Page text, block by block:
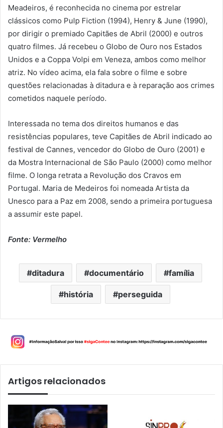
Meadeiros, é reconhecida no cinema por estrelar
clássicos como Pulp Fiction (1994), Henry & June (1990),
por dirigir o premiado Capitães de Abril (2000) e outros
quatro filmes. Já recebeu o Globo de Ouro nos Estados
Unidos e a Coppa Volpi em Veneza, ambos como melhor
atriz. No vídeo acima, ela fala sobre o filme e sobre
questões relacionadas à ditadura e à reparação aos crimes
cometidos naquele período.
Interessada no tema dos direitos humanos e das
resistências populares, teve Capitães de Abril indicado ao
festival de Cannes, vencedor do Globo de Ouro (2001) e
da Mostra Internacional de São Paulo (2000) como melhor
filme. O longa retrata a Revolução dos Cravos em
Portugal. Maria de Medeiros foi nomeada Artista da
Unesco para a Paz em 2008, sendo a primeira portuguesa
a assumir este papel.
Fonte: Vermelho
ditadura documentário família
história perseguida
Artigos relacionados